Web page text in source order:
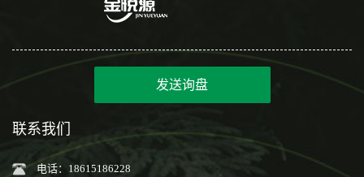
发送询盘
联系我们
电话：18615186228